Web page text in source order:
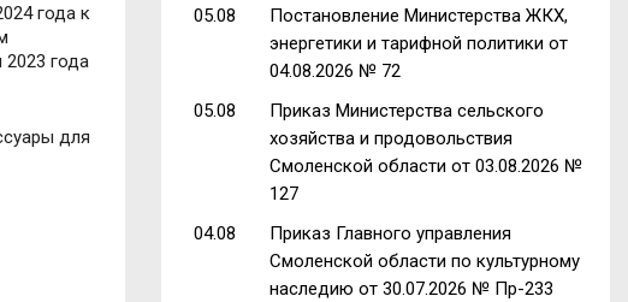
года к
года
для
05.08
Постановление Министерства ЖКХ,
энергетики и тарифной политики от
04.08.2026 № 72
05.08
Приказ Министерства сельского
хозяйства и продовольствия
Смоленской области от 03.08.2026 №
127
04.08
Приказ Главного управления
Смоленской области по культурному
наследию от 30.07.2026 № Пр-233